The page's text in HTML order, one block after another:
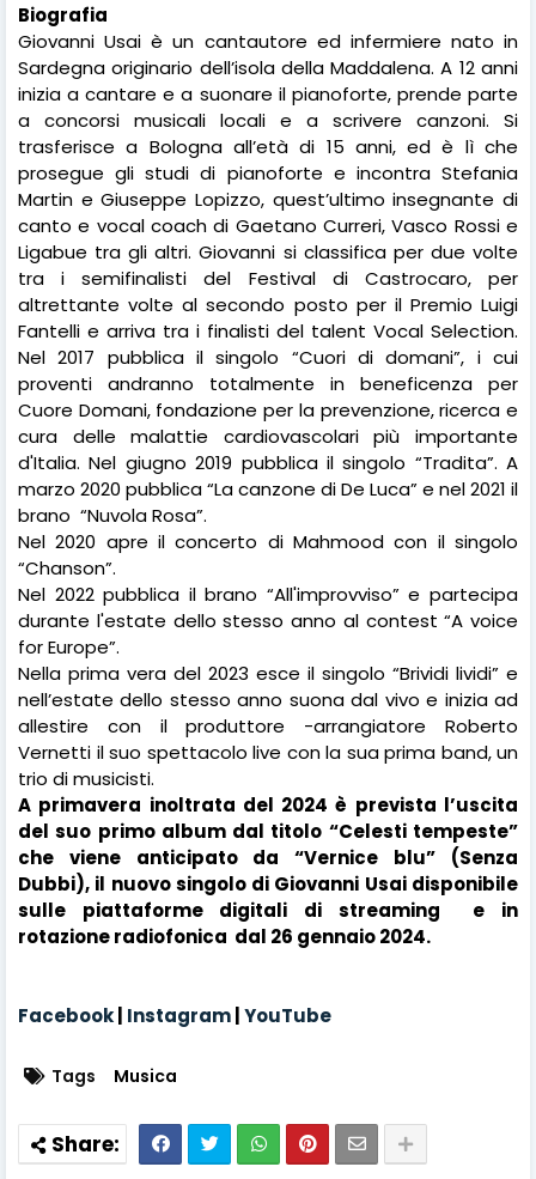
Biografia
Giovanni Usai è un cantautore ed infermiere nato in
Sardegna originario dell’isola della Maddalena. A 12 anni
inizia a cantare e a suonare il pianoforte, prende parte
a concorsi musicali locali e a scrivere canzoni. Si
trasferisce a Bologna all’età di 15 anni, ed è lì che
prosegue gli studi di pianoforte e incontra Stefania
Martin e Giuseppe Lopizzo, quest’ultimo insegnante di
canto e vocal coach di Gaetano Curreri, Vasco Rossi e
Ligabue tra gli altri. Giovanni si classifica per due volte
tra i semifinalisti del Festival di Castrocaro, per
altrettante volte al secondo posto per il Premio Luigi
Fantelli e arriva tra i finalisti del talent Vocal Selection.
Nel 2017 pubblica il singolo “Cuori di domani”, i cui
proventi andranno totalmente in beneficenza per
Cuore Domani, fondazione per la prevenzione, ricerca e
cura delle malattie cardiovascolari più importante
d'Italia. Nel giugno 2019 pubblica il singolo “Tradita”. A
marzo 2020 pubblica “La canzone di De Luca” e nel 2021 il
brano “Nuvola Rosa”.
Nel 2020 apre il concerto di Mahmood con il singolo
“Chanson”.
Nel 2022 pubblica il brano “All'improvviso” e partecipa
durante l'estate dello stesso anno al contest “A voice
for Europe”.
Nella prima vera del 2023 esce il singolo “Brividi lividi” e
nell’estate dello stesso anno suona dal vivo e inizia ad
allestire con il produttore -arrangiatore Roberto
Vernetti il suo spettacolo live con la sua prima band, un
trio di musicisti.
A primavera inoltrata del 2024 è prevista l’uscita
del suo primo album dal titolo “Celesti tempeste”
che viene anticipato da“Vernice blu” (Senza
Dubbi), il nuovo singolo di Giovanni Usaidisponibile
sulle piattaforme digitali di streaming
e in
rotazione radiofonica dal 26 gennaio 2024.
Facebook| Instagram|YouTube
Tags Musica